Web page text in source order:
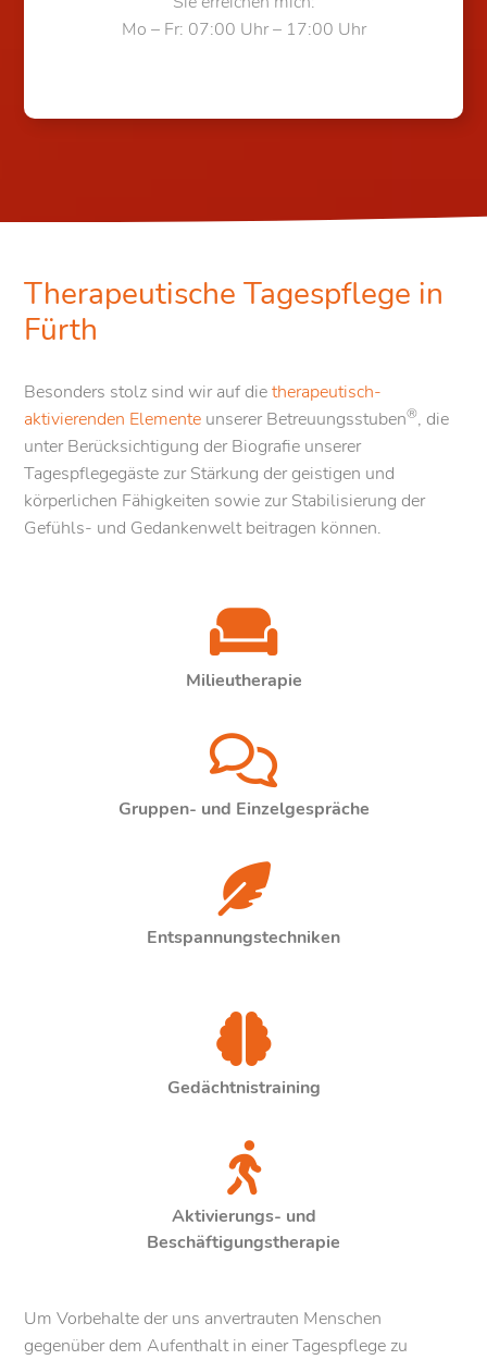
Mo – Fr: 07:00 Uhr – 17:00 Uhr
Therapeutische Tagespflege in
Fürth
Besonders stolz sind wir auf dietherapeutisch-
aktivierenden Elemente unserer Betreuungsstuben®, die
unter Berücksichtigung der Biografie unserer
Tagespflegegäste zur Stärkung der geistigen und
körperlichen Fähigkeiten sowie zur Stabilisierung der
Gefühls- und Gedankenwelt beitragen können.
Milieutherapie
Gruppen- und Einzelgespräche
Entspannungstechniken
Gedächtnistraining
Aktivierungs- und
Beschäftigungstherapie
Um Vorbehalte der uns anvertrauten Menschen
gegenüber dem Aufenthalt in einer Tagespflege zu